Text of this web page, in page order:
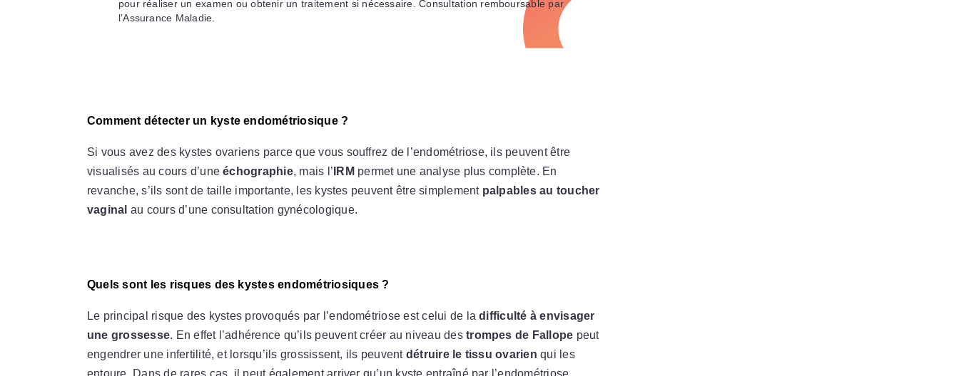
pour réaliser un examen ou obtenir un traitement si nécessaire. Consultation remboursable par
l’Assurance Maladie.
Comment détecter un kyste endométriosique ?
Si vous avez des kystes ovariens parce que vous souffrez de l’endométriose, ils peuvent être
visualisés au cours d’une échographie, mais l’ IRM permet une analyse plus complète. En
revanche, s’ils sont de taille importante, les kystes peuvent être simplementpalpables au toucher
vaginal au cours d’une consultation gynécologique.
Quels sont les risques des kystes endométriosiques ?
Le principal risque des kystes provoqués par l’endométriose est celui de ladifficulté à envisager
une grossesse. En effet l’adhérence qu’ils peuvent créer au niveau destrompes de Fallope peut
engendrer une infertilité, et lorsqu’ils grossissent, ils peuvent détruire le tissu ovarien qui les
entoure.
Dans de rares cas, il peut également arriver qu’un kyste entraîné par l’endométriose